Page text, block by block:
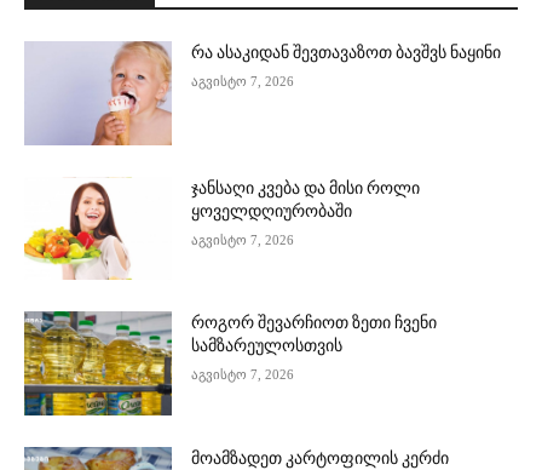
რა ასაკიდან შევთავაზოთ ბავშვს ნაყინი
აგვისტო 7, 2026
ჯანსაღი კვება და მისი როლი
ყოველდღიურობაში
აგვისტო 7, 2026
როგორ შევარჩიოთ ზეთი ჩვენი
სამზარეულოსთვის
აგვისტო 7, 2026
მოამზადეთ კარტოფილის კერძი